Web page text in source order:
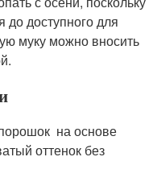
до доступного для
муку можно вносить
на основе
оттенок без